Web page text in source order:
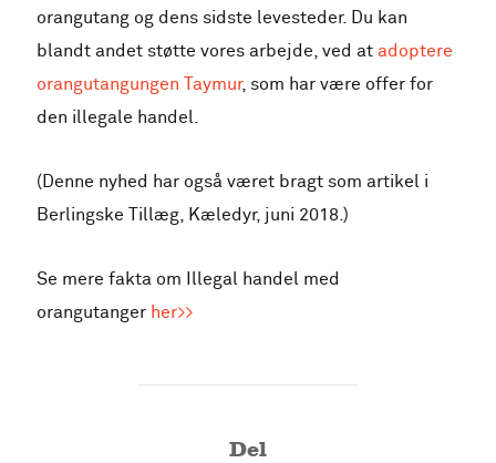
orangutang og dens sidste levesteder. Du kan
blandt andet støtte vores arbejde, ved at adoptere
orangutangungen Taymur, som har være offer for
den illegale handel.
(Denne nyhed har også været bragt som artikel i
Berlingske Tillæg, Kæledyr, juni 2018.)
Se mere fakta om Illegal handel med
orangutanger her>>
Del